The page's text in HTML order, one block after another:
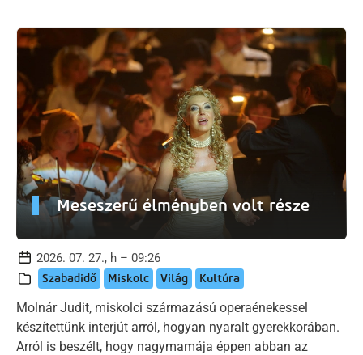
Meseszerű élményben volt része
2026. 07. 27., h – 09:26
Szabadidő Miskolc Világ Kultúra
Molnár Judit, miskolci származású operaénekessel
készítettünk interjút arról, hogyan nyaralt gyerekkorában.
Arról is beszélt, hogy nagymamája éppen abban az